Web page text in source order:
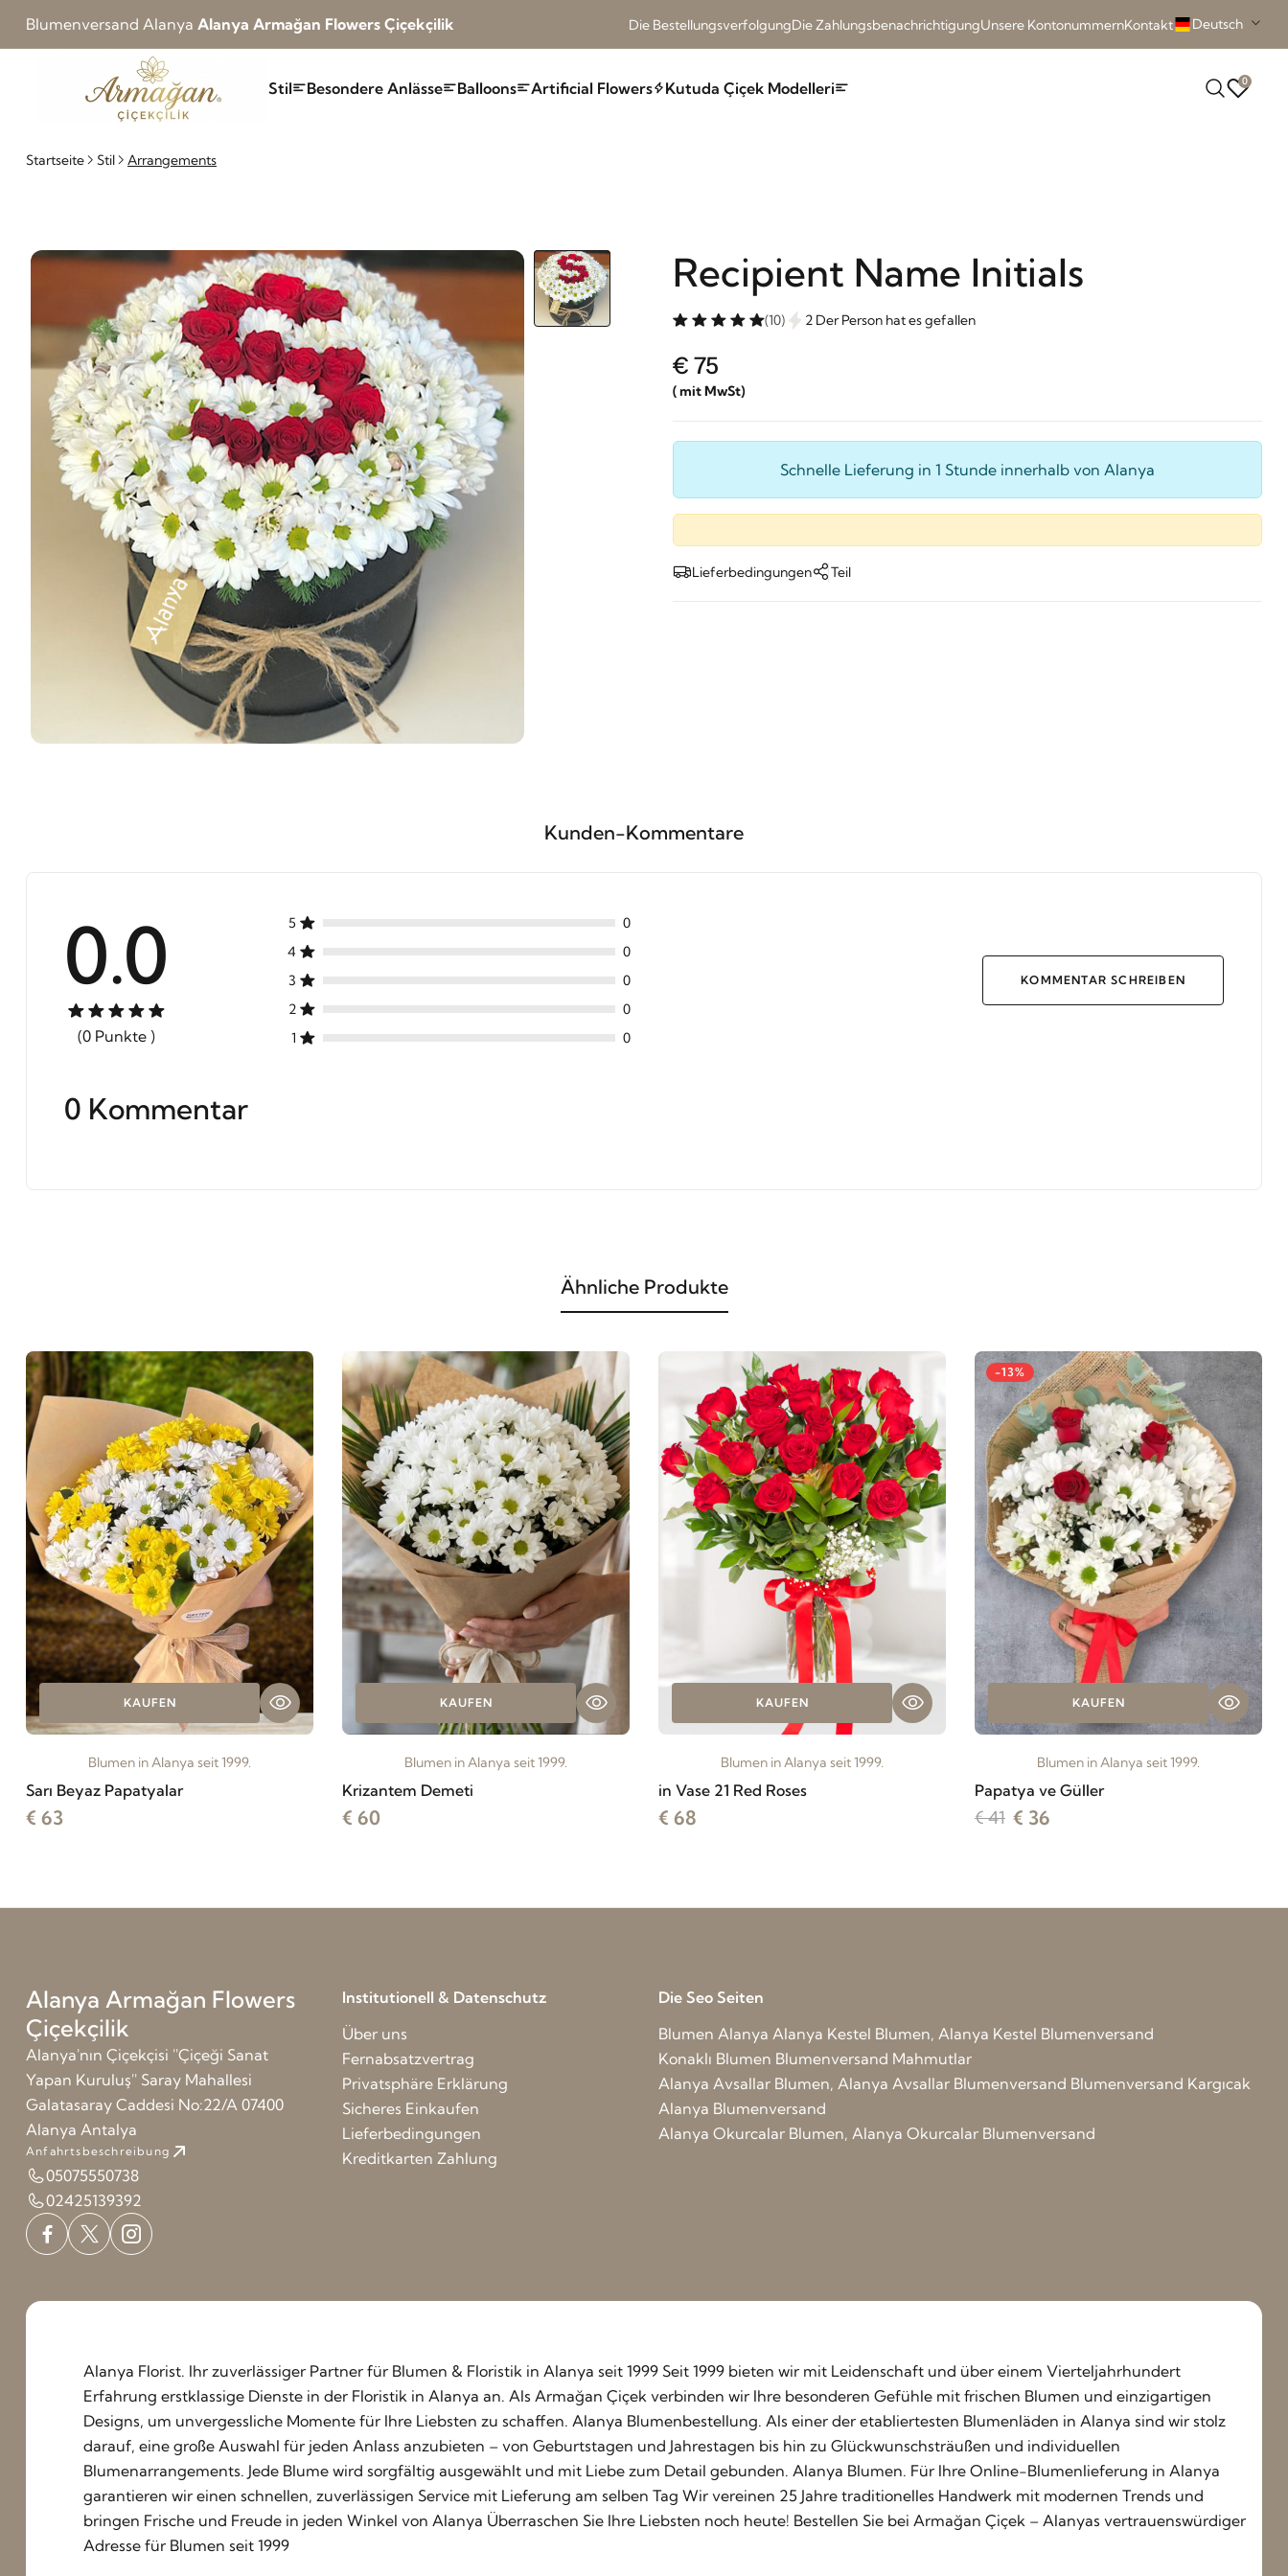
Blumenversand Alanya Alanya Armağan Flowers Çiçekçilik Die BestellungsverfolgungDie ZahlungsbenachrichtigungUnsere KontonummernKontakt Deutsch
Stil Besondere Anlässe Balloons Artificial Flowers Kutuda Çiçek Modelleri 0
Startseite Stil Arrangements
Recipient Name Initials
(10) 2 Der Person hat es gefallen
€ 75
( mit MwSt)
Schnelle Lieferung in 1 Stunde innerhalb von Alanya
Lieferbedingungen Teil
Kunden-Kommentare
0.0
(0 Punkte )
5
0
4
0
3
0
2
0
1
0
KOMMENTAR SCHREIBEN
0 Kommentar
Ähnliche Produkte
KAUFEN
Blumen in Alanya seit 1999.
Sarı Beyaz Papatyalar
€ 63
KAUFEN
Blumen in Alanya seit 1999.
Krizantem Demeti
€ 60
KAUFEN
Blumen in Alanya seit 1999.
in Vase 21 Red Roses
€ 68
-13%
KAUFEN
Blumen in Alanya seit 1999.
Papatya ve Güller
€ 41 € 36
Alanya Armağan Flowers
Çiçekçilik
Alanya'nın Çiçekçisi ''Çiçeği Sanat
Yapan Kuruluş'' Saray Mahallesi
Galatasaray Caddesi No:22/A 07400
Alanya Antalya
Anfahrtsbeschreibung
05075550738
02425139392
Institutionell & Datenschutz
Über uns
Fernabsatzvertrag
Privatsphäre Erklärung
Sicheres Einkaufen
Lieferbedingungen
Kreditkarten Zahlung
Die Seo Seiten
Blumen Alanya Alanya Kestel Blumen, Alanya Kestel Blumenversand
Konaklı Blumen Blumenversand Mahmutlar
Alanya Avsallar Blumen, Alanya Avsallar Blumenversand Blumenversand Kargıcak
Alanya Blumenversand
Alanya Okurcalar Blumen, Alanya Okurcalar Blumenversand
Alanya Florist. Ihr zuverlässiger Partner für Blumen & Floristik in Alanya seit 1999 Seit 1999 bieten wir mit Leidenschaft und über einem Vierteljahrhundert
Erfahrung erstklassige Dienste in der Floristik in Alanya an. Als Armağan Çiçek verbinden wir Ihre besonderen Gefühle mit frischen Blumen und einzigartigen
Designs, um unvergessliche Momente für Ihre Liebsten zu schaffen. Alanya Blumenbestellung. Als einer der etabliertesten Blumenläden in Alanya sind wir stolz
darauf, eine große Auswahl für jeden Anlass anzubieten – von Geburtstagen und Jahrestagen bis hin zu Glückwunschsträußen und individuellen
Blumenarrangements. Jede Blume wird sorgfältig ausgewählt und mit Liebe zum Detail gebunden. Alanya Blumen. Für Ihre Online-Blumenlieferung in Alanya
garantieren wir einen schnellen, zuverlässigen Service mit Lieferung am selben Tag Wir vereinen 25 Jahre traditionelles Handwerk mit modernen Trends und
bringen Frische und Freude in jeden Winkel von Alanya Überraschen Sie Ihre Liebsten noch heute! Bestellen Sie bei Armağan Çiçek – Alanyas vertrauenswürdiger
Adresse für Blumen seit 1999